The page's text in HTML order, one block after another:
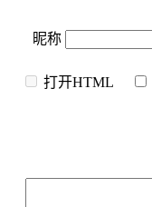
昵称
打开HTML